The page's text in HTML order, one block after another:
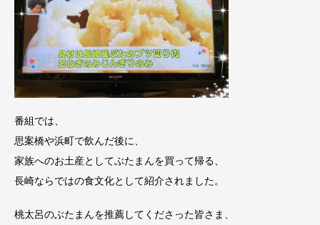
番組では、
思案橋や浜町で飲んだ後に、
家族へのお土産としてぶたまんを買って帰る、
長崎ならではの食文化として紹介されました。
桃太呂のぶたまんを推薦してくださった皆さま、